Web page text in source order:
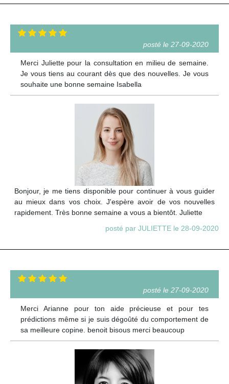
posté le 27-09-2020
Merci Juliette pour la consultation en milieu de semaine.
Je vous tiens au courant dès que des nouvelles. Je vous
souhaite une bonne semaine Isabella
Bonjour, je me tiens disponible pour continuer à vous guider
au mieux dans vos choix. J'espère avoir de vos nouvelles
rapidement. Très bonne semaine a vous a bientôt. Juliette
posté par JULIETTE le 28-09-2020
posté le 27-09-2020
Merci Arianne pour ton aide précieuse et pour tes
prédictions même si je suis dégoûté du comportement de
sa meilleure copine. benoit bisous merci beaucoup